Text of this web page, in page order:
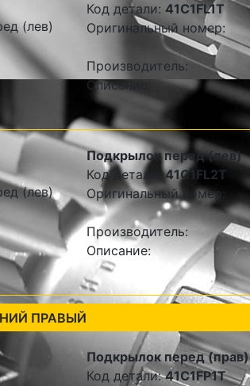
Код детали: 41C1FL1T
Оригинальный номер:
Производитель:
Описание:
Подкрылок перед (лев)
Код детали:41C1FL2T
Оригинальный номер:
Производитель:
Описание:
ПРАВЫЙ
Подкрылок перед (прав)
Код детали:41C1FP1T